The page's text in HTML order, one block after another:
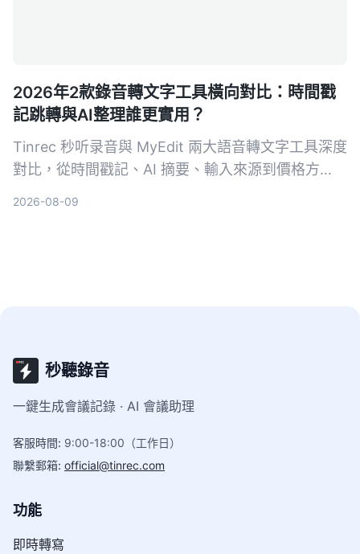
2026年2款錄音轉文字工具橫向對比：時間戳
記跳轉與AI整理誰更實用？
Tinrec 秒听录音與 MyEdit 兩大語音轉文字工具深度
對比，從時間戳記、AI 摘要、輸入來源到價格方
2026-08-09
秒聽錄音
一鍵生成會議記錄 · AI 會議助理
客服時間: 9:00-18:00（工作日）
聯繫郵箱: official@tinrec.com
功能
即時轉寫